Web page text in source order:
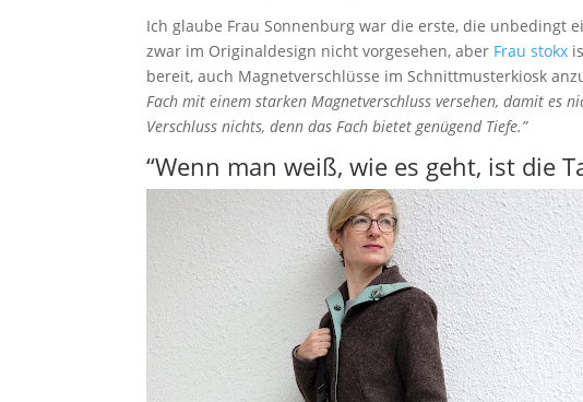
Ich glaube Frau Sonnenburg war die erste, die unbedingt
zwar im Originaldesign nicht vorgesehen, aber Frau stokx
bereit, auch Magnetverschlüsse im Schnittmusterkiosk
Fach mit einem starken Magnetverschluss versehen, damit es
Verschluss nichts, denn das Fach bietet genügend Tiefe.”
“Wenn man weiß, wie es geht, ist die